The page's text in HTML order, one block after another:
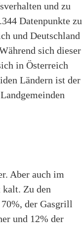
und zu
Datenpunkte zu
und Deutschland
sich dieser
in Österreich
Ländern ist der
Aber auch im
Zu den
der Gasgrill
und 12% der